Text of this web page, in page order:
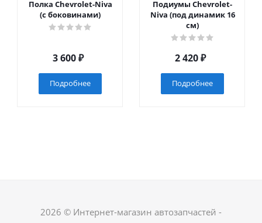
Полка Chevrolet-Niva
(с боковинами)
3 600₽
Подробнее
Подиумы Chevrolet-
Niva (под динамик 16
см)
2 420₽
Подробнее
2026 © Интернет-магазин автозапчастей -